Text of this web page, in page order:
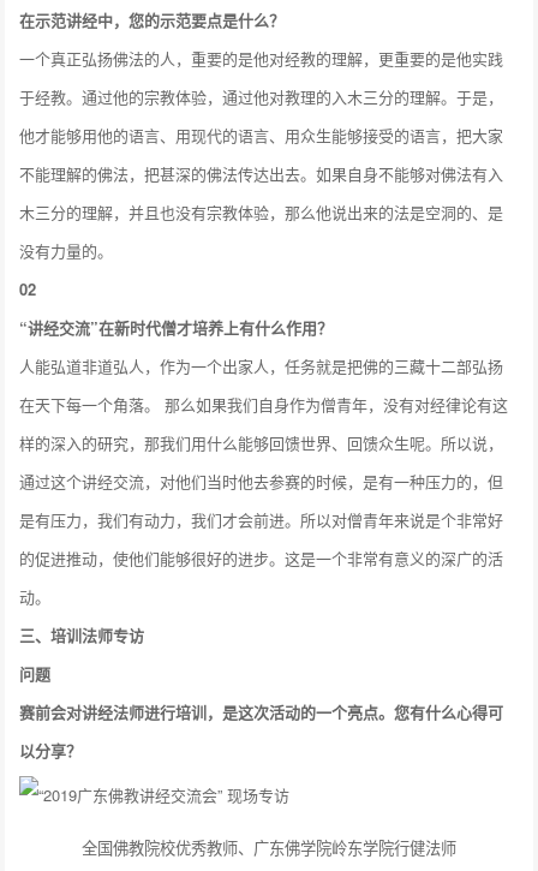
在示范讲经中，您的示范要点是什么？
一个真正弘扬佛法的人，重要的是他对经教的理解，更重要的是他实践
于经教。通过他的宗教体验，通过他对教理的入木三分的理解。于是，
他才能够用他的语言、用现代的语言、用众生能够接受的语言，把大家
不能理解的佛法，把甚深的佛法传达出去。如果自身不能够对佛法有入
木三分的理解，并且也没有宗教体验，那么他说出来的法是空洞的、是
没有力量的。
02
“讲经交流”在新时代僧才培养上有什么作用？
人能弘道非道弘人，作为一个出家人，任务就是把佛的三藏十二部弘扬
在天下每一个角落。 那么如果我们自身作为僧青年，没有对经律论有这
样的深入的研究，那我们用什么能够回馈世界、回馈众生呢。所以说，
通过这个讲经交流，对他们当时他去参赛的时候，是有一种压力的，但
是有压力，我们有动力，我们才会前进。所以对僧青年来说是个非常好
的促进推动，使他们能够很好的进步。这是一个非常有意义的深广的活
动。
三、培训法师专访
问题
赛前会对讲经法师进行培训，是这次活动的一个亮点。您有什么心得可
以分享？
全国佛教院校优秀教师、广东佛学院岭东学院行健法师